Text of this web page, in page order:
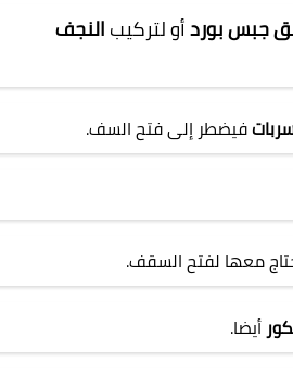
جبس بوردأو لتركيبالنجف
فيضطر إلى فتح السف.
معها لفتح السقف.
أيضا.